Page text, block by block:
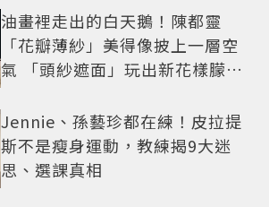
油畫裡走出的白天鵝！陳都靈
「花瓣薄紗」美得像披上一層空
氣 「頭紗遮面」玩出新花樣朦朧
Jennie、孫藝珍都在練！皮拉提
斯不是瘦身運動，教練揭9大迷
思、選課真相